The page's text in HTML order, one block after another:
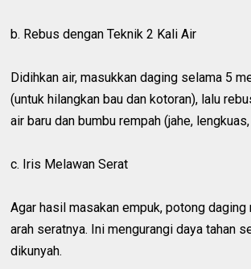
b. Rebus dengan Teknik 2 Kali Air
Didihkan air, masukkan daging selama 5
(untuk hilangkan bau dan kotoran), lalu
air baru dan bumbu rempah (jahe,
c. Iris Melawan Serat
Agar hasil masakan empuk, potong daging
arah seratnya. Ini mengurangi daya tahan
dikunyah.